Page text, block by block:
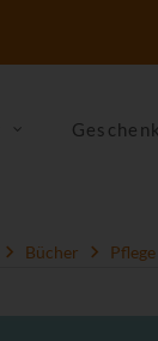
Bücher Pflege